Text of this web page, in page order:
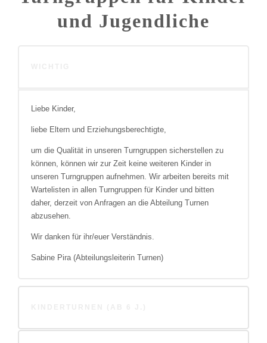
und Jugendliche
Liebe Kinder,
liebe Eltern und Erziehungsberechtigte,
um die Qualität in unseren Turngruppen sicherstellen zu
können, können wir zur Zeit keine weiteren Kinder in
unseren Turngruppen aufnehmen. Wir arbeiten bereits mit
Wartelisten in allen Turngruppen für Kinder und bitten
daher, derzeit von Anfragen an die Abteilung Turnen
abzusehen.
Wir danken für ihr/euer Verständnis.
Sabine Pira (Abteilungsleiterin Turnen)